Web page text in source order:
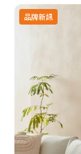
品牌新訊